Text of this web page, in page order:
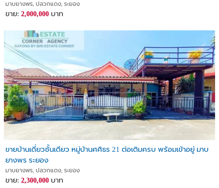
มาบยางพร, ปลวกแดง, ระยอง
ขาย: 2,000,000 บาท
ขายบ้านเดี่ยวชั้นเดียว หมู่บ้านศศิธร 21 ต่อเติมครบ พร้อมเข้าอยู่ มาบ
ยางพร ระยอง
มาบยางพร, ปลวกแดง, ระยอง
ขาย: 2,300,000 บาท